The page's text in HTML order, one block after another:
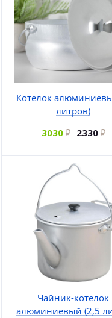
Котелок
литров)
3030
2330
Чайник-котелок
алюминиевый (2,5